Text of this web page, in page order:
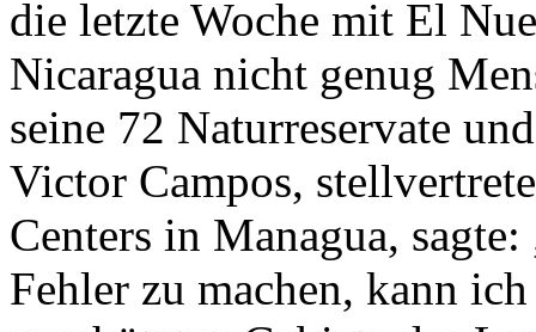
die letzte Woche mit El
Nicaragua nicht genug
seine 72 Naturreservate
Victor Campos,
Centers in Managua,
Fehler zu machen, kann